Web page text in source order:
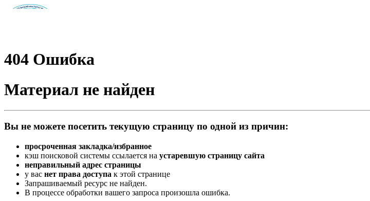
404 Ошибка
Материал не найден
Вы не можете посетить текущую страницу по одной из причин:
просроченная закладка/избранное
кэш поисковой системы ссылается на устаревшую страницу сайта
неправильный адрес страницы
у вас нет права доступа к этой странице
Запрашиваемый ресурс не найден.
В процессе обработки вашего запроса произошла ошибка.